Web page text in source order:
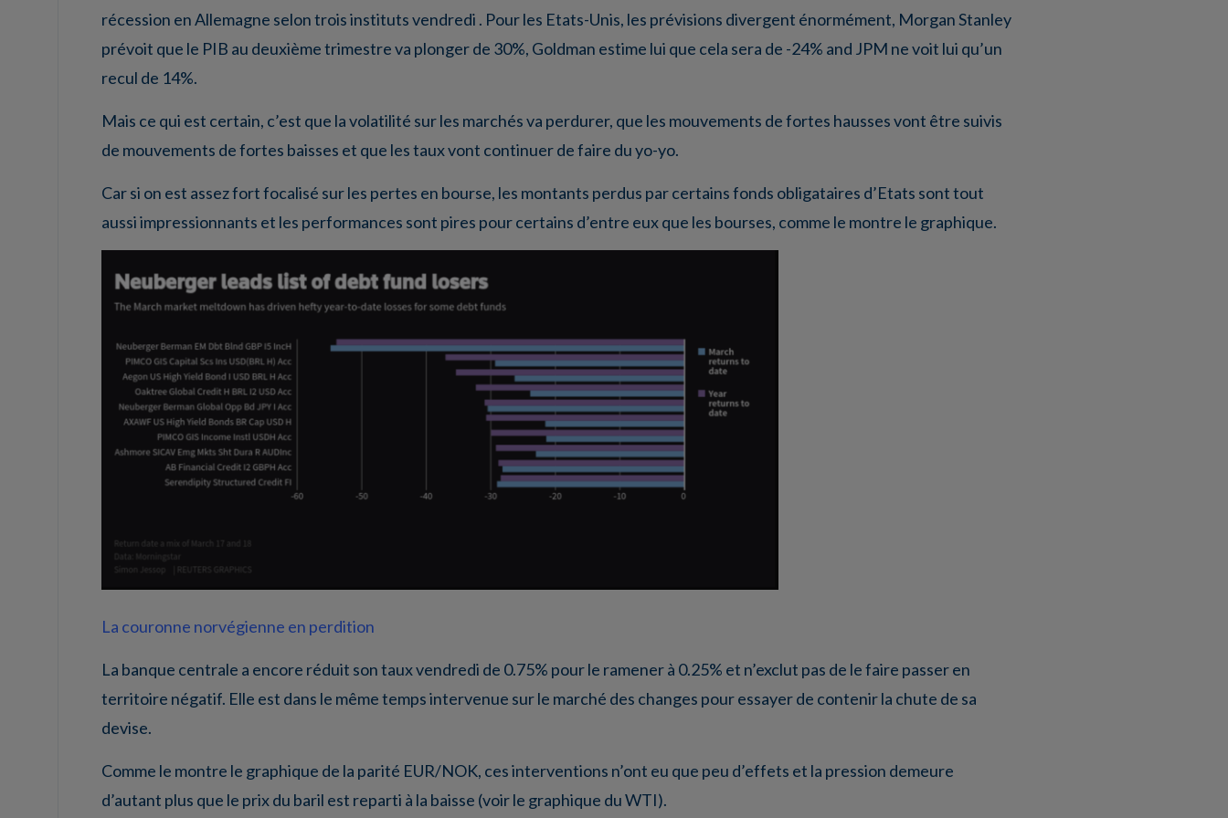
récession en Allemagne selon trois instituts vendredi . Pour les Etats-Unis, les prévisions divergent énormément, Morgan Stanley
prévoit que le PIB au deuxième trimestre va plonger de 30%, Goldman estime lui que cela sera de -24% and JPM ne voit lui qu’un
recul de 14%.
Mais ce qui est certain, c’est que la volatilité sur les marchés va perdurer, que les mouvements de fortes hausses vont être suivis
de mouvements de fortes baisses et que les taux vont continuer de faire du yo-yo.
Car si on est assez fort focalisé sur les pertes en bourse, les montants perdus par certains fonds obligataires d’Etats sont tout
aussi impressionnants et les performances sont pires pour certains d’entre eux que les bourses, comme le montre le graphique.
La couronne norvégienne en perdition
La banque centrale a encore réduit son taux vendredi de 0.75% pour le ramener à 0.25% et n’exclut pas de le faire passer en
territoire négatif. Elle est dans le même temps intervenue sur le marché des changes pour essayer de contenir la chute de sa
devise.
Comme le montre le graphique de la parité EUR/NOK, ces interventions n’ont eu que peu d’effets et la pression demeure
d’autant plus que le prix du baril est reparti à la baisse (voir le graphique du WTI).